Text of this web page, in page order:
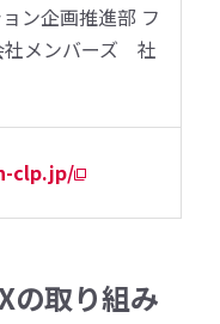
ン企画推進部 フ
社メンバーズ 社
clp.jp/
の取り組み